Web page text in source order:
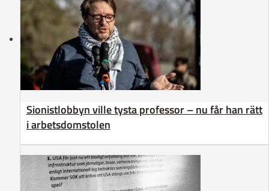
Sionistlobbyn ville tysta professor – nu får han rätt
i arbetsdomstolen